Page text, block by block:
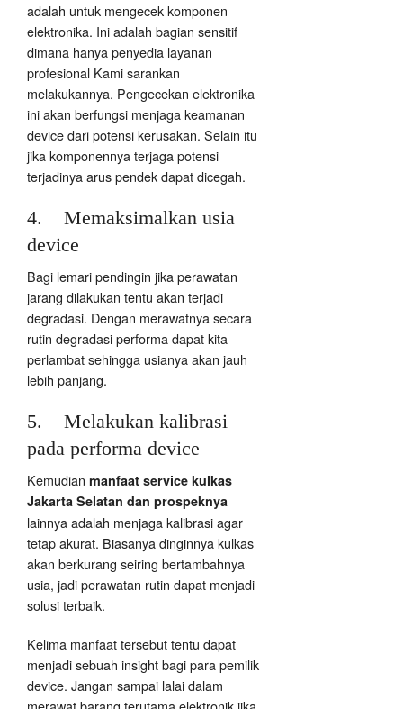
adalah untuk mengecek komponen
elektronika. Ini adalah bagian sensitif
dimana hanya penyedia layanan
profesional Kami sarankan
melakukannya. Pengecekan elektronika
ini akan berfungsi menjaga keamanan
device dari potensi kerusakan. Selain itu
jika komponennya terjaga potensi
terjadinya arus pendek dapat dicegah.
4. Memaksimalkan usia
device
Bagi lemari pendingin jika perawatan
jarang dilakukan tentu akan terjadi
degradasi. Dengan merawatnya secara
rutin degradasi performa dapat kita
perlambat sehingga usianya akan jauh
lebih panjang.
5. Melakukan kalibrasi
pada performa device
Kemudian manfaat service kulkas
Jakarta Selatan dan prospeknya
lainnya adalah menjaga kalibrasi agar
tetap akurat. Biasanya dinginnya kulkas
akan berkurang seiring bertambahnya
usia, jadi perawatan rutin dapat menjadi
solusi terbaik.
Kelima manfaat tersebut tentu dapat
menjadi sebuah insight bagi para pemilik
device. Jangan sampai lalai dalam